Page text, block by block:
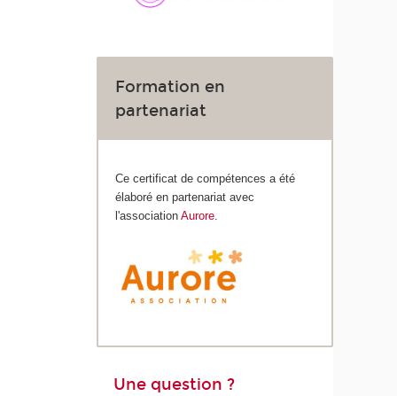
Formation en
partenariat
Ce certificat de compétences a été
élaboré en partenariat avec
l'associationAurore
Une question ?